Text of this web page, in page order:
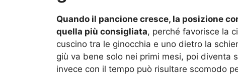
Quando il pancione cresce, la posizione
quella più consigliata, perché favorisce la
cuscino tra le ginocchia e uno dietro la
giù va bene solo nei primi mesi, poi diventa
invece con il tempo può risultare scomodo